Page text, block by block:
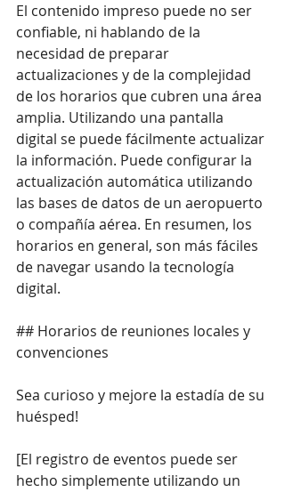
El contenido impreso puede no ser
confiable, ni hablando de la
necesidad de preparar
actualizaciones y de la complejidad
de los horarios que cubren una área
amplia. Utilizando una pantalla
digital se puede fácilmente actualizar
la información. Puede configurar la
actualización automática utilizando
las bases de datos de un aeropuerto
o compañía aérea. En resumen, los
horarios en general, son más fáciles
de navegar usando la tecnología
digital.
## Horarios de reuniones locales y
convenciones
Sea curioso y mejore la estadía de su
huésped!
[El registro de eventos puede ser
hecho simplemente utilizando un